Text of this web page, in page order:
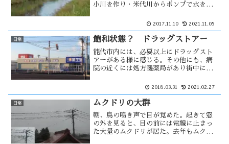
小川を作り・米代川からポンプで水を吸
の木を植え、清流公園として活用するは
と思うが、果たしていつになるの
2017.11.10 2021.11.05
日常 飽和状態？ ドラッグストアー
能代市内には、必要以上にドラッグスト
アーがある様に感じる。その他にも、病
院の近くには処方箋薬局があり街中にも
でドラッグストアーがオープンした。そ
かないが、採算は・・
2018.03.31 2021.02.27
日常 ムクドリの大群
朝、鳥の鳴き声で目が覚めた。起きて窓
の外を見ると、目の前には電線に止まっ
た大量のムクドリが居た。去年もムクド